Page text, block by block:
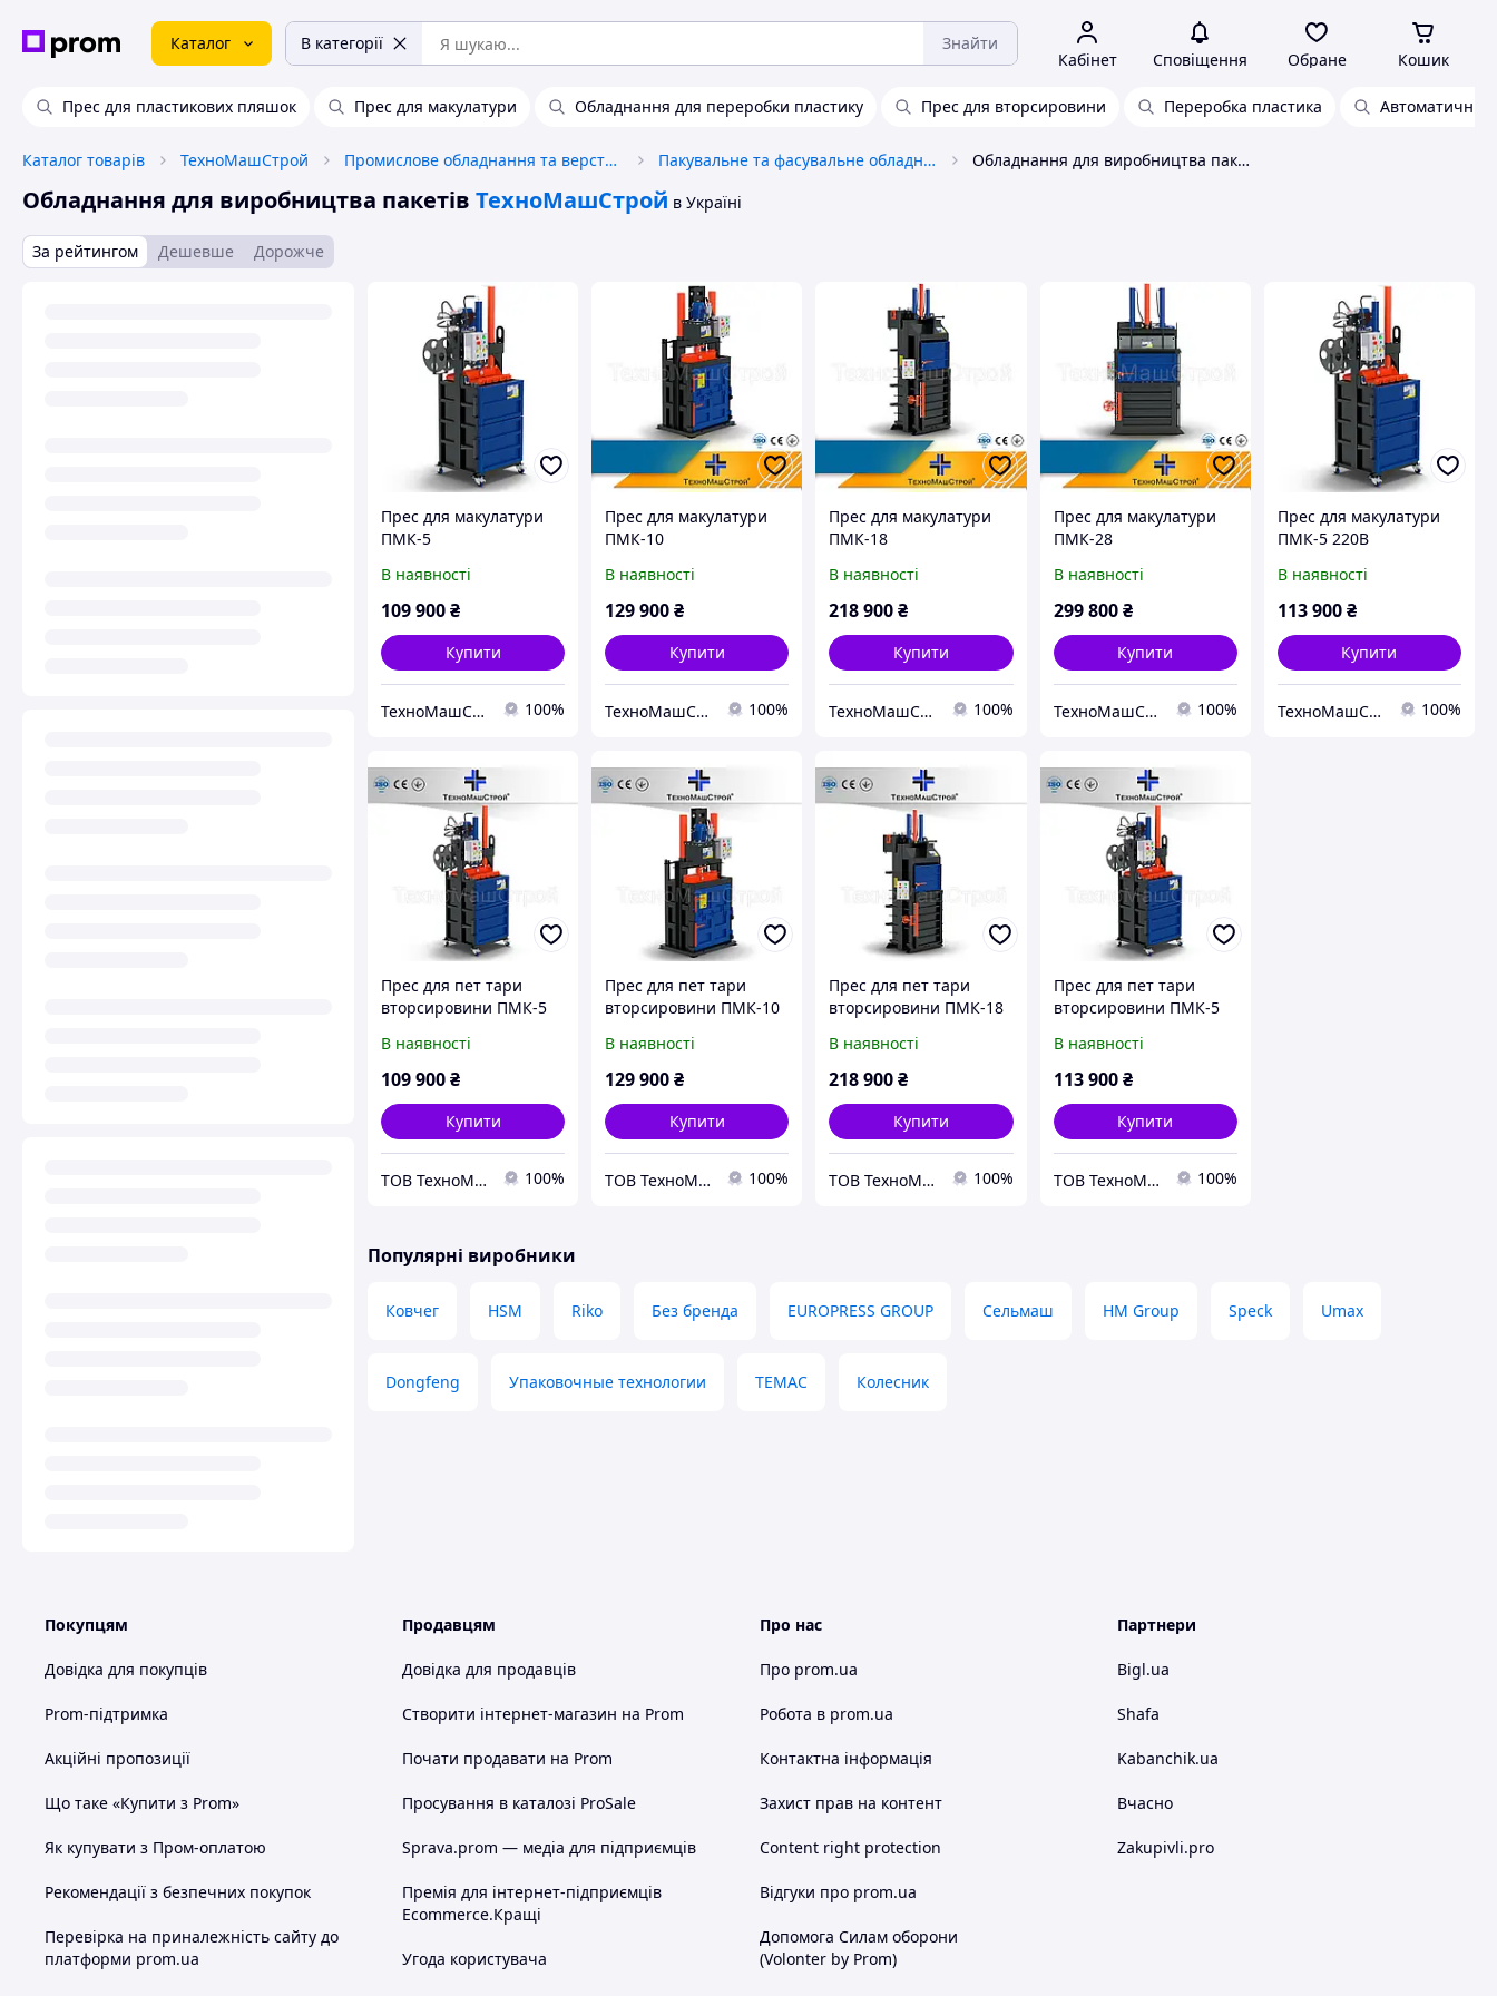
Каталог В категорії Знайти
Кабінет Сповіщення Обране Кошик
Прес для пластикових пляшок Прес для макулатури Обладнання для переробки пластику Прес для вторсировини Переробка пластика
Каталог товарів ТехноМашСтрой Промислове обладнання та верстати Пакувальне та фасувальне обладнання Обладнання для виробництва пакетів ТехноМашСтрой
Обладнання для виробництва пакетів ТехноМашСтрой в Україні
За рейтингом Дешевше Дорожче
Прес для макулатури
ПМК-5
В наявності
109 900₴
Купити
ТехноМашСтрой 100%
Прес для макулатури
ПМК-10
В наявності
129 900₴
Купити
ТехноМашСтрой 100%
Прес для макулатури
ПМК-18
В наявності
218 900₴
Купити
ТехноМашСтрой 100%
Прес для макулатури
ПМК-28
В наявності
299 800 ₴
Купити
ТехноМашСтрой 100%
Прес для макулатури
ПМК-5 220В
В наявності
113 900₴
Купити
ТехноМашСтрой 100%
Прес для пет тари
вторсировини ПМК-5
В наявності
109 900₴
Купити
ТОВ ТехноМашСтрой 100%
Прес для пет тари
вторсировини ПМК-10
В наявності
129 900₴
Купити
ТОВ ТехноМашСтрой 100%
Прес для пет тари
вторсировини ПМК-18
В наявності
218 900₴
Купити
ТОВ ТехноМашСтрой 100%
Прес для пет тари
вторсировини ПМК-5
В наявності
113 900 ₴
Купити
ТОВ ТехноМашСтрой 100%
Популярні виробники
Ковчег HSM Riko Без бренда EUROPRESS GROUP Сельмаш HM Group Speck Umax
Dongfeng Упаковочные технологии TEMAC Колесник
Покупцям
Довідка для покупців
Prom-підтримка
Акційні пропозиції
Що таке «Купити з Prom»
Як купувати з Пром-оплатою
Рекомендації з безпечних покупок
Перевірка на приналежність сайту до
платформи prom.ua
Продавцям
Довідка для продавців
Створити інтернет-магазин на Prom
Почати продавати на Prom
Просування в каталозі ProSale
Sprava.prom — медіа для підприємців
Премія для інтернет-підприємців
Ecommerce.Кращі
Угода користувача
Про нас
Про prom.ua
Робота в prom.ua
Контактна інформація
Захист прав на контент
Content right protection
Відгуки про prom.ua
Допомога Силам оборони
(Volonter by Prom)
Партнери
Bigl.ua
Shafa
Kabanchik.ua
Вчасно
Zakupivli.pro